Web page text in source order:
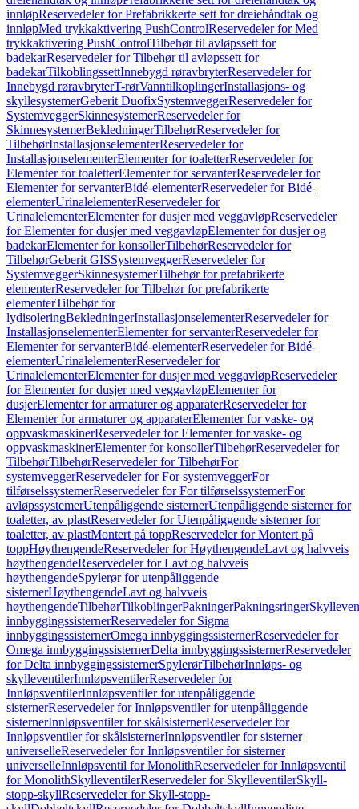
innløpReservedeler for Prefabrikkerte sett for dreiehåndtak og
innløpMed trykkaktivering PushControlReservedeler for Med
trykkaktivering PushControlTilbehør til avløpssett for
badekarReservedeler for Tilbehør til avløpssett for
badekarTilkoblingssettInnebygd røravbryterReservedeler for
Innebygd røravbryterT-rørVanntilkoplingerInstallasjons- og
skyllesystemerGeberit DuofixSystemveggerReservedeler for
SystemveggerSkinnesystemerReservedeler for
SkinnesystemerBekledningerTilbehørReservedeler for
TilbehørInstallasjonselementerReservedeler for
InstallasjonselementerElementer for toaletterReservedeler for
Elementer for toaletterElementer for servanterReservedeler for
Elementer for servanterBidé-elementerReservedeler for Bidé-
elementerUrinalelementerReservedeler for
UrinalelementerElementer for dusjer med veggavløpReservedeler
for Elementer for dusjer med veggavløpElementer for dusjer og
badekarElementer for konsollerTilbehørReservedeler for
TilbehørGeberit GISSystemveggerReservedeler for
SystemveggerSkinnesystemerTilbehør for prefabrikerte
elementerReservedeler for Tilbehør for prefabrikerte
elementerTilbehør for
lydisoleringBekledningerInstallasjonselementerReservedeler for
InstallasjonselementerElementer for servanterReservedeler for
Elementer for servanterBidé-elementerReservedeler for Bidé-
elementerUrinalelementerReservedeler for
UrinalelementerElementer for dusjer med veggavløpReservedeler
for Elementer for dusjer med veggavløpElementer for
dusjerElementer for armaturer og apparaterReservedeler for
Elementer for armaturer og apparaterElementer for vaske- og
oppvaskmaskinerReservedeler for Elementer for vaske- og
oppvaskmaskinerElementer for konsollerTilbehørReservedeler for
TilbehørTilbehørReservedeler for TilbehørFor
systemveggerReservedeler for For systemveggerFor
tilførselssystemerReservedeler for For tilførselssystemerFor
avløpssystemerUtenpåliggende sisternerUtenpåliggende sisterner for
toaletter, av plastReservedeler for Utenpåliggende sisterner for
toaletter, av plastMontert på toppReservedeler for Montert på
toppHøythengendeReservedeler for HøythengendeLavt og halvveis
høythengendeReservedeler for Lavt og halvveis
høythengendeSpylerør for utenpåliggende
sisternerHøythengendeLavt og halvveis
høythengendeTilbehørTilkoblingerPakningerPakningsringer
innbyggingssisternerReservedeler for Sigma
innbyggingssisternerOmega innbyggingssisternerReservedeler for
Omega innbyggingssisternerDelta innbyggingssisternerReservedeler
for Delta innbyggingssisternerSpylerørTilbehørInnløps- og
skylleventilerInnløpsventilerReservedeler for
InnløpsventilerInnløpsventiler for utenpåliggende
sisternerReservedeler for Innløpsventiler for utenpåliggende
sisternerInnløpsventiler for skålsisternerReservedeler for
Innløpsventiler for skålsisternerInnløpsventiler for sisterner
universelleReservedeler for Innløpsventiler for sisterner
universelleInnløpsventil for MonolithReservedeler for Innløpsventil
for MonolithSkylleventilerReservedeler for SkylleventilerSkyll-
stopp-skyllReservedeler for Skyll-stopp-